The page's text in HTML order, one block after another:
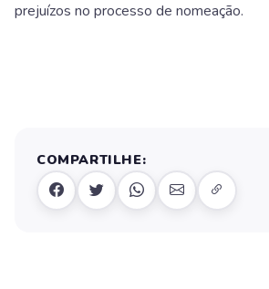
prejuízos no processo de nomeação.
COMPARTILHE: